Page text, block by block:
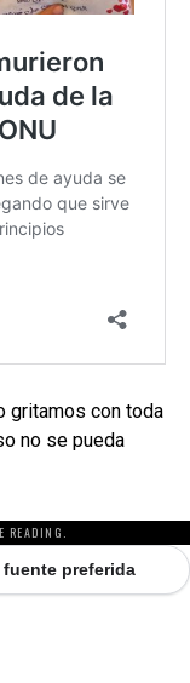
gritamos con toda
no se pueda
READING.
preferida